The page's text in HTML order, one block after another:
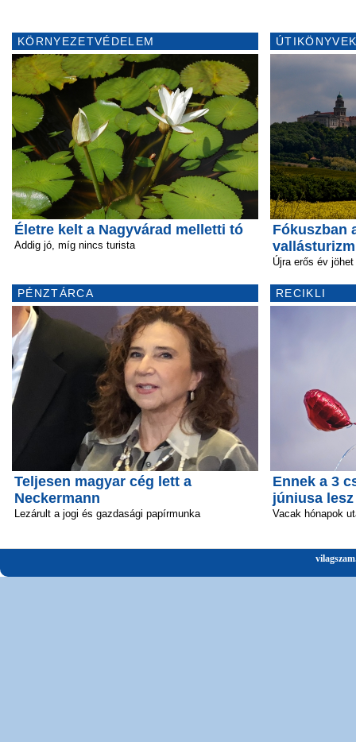
KÖRNYEZETVÉDELEM
Életre kelt a Nagyvárad melletti tó
Addig jó, míg nincs turista
PÉNZTÁRCA
Teljesen magyar cég lett a
Neckermann
Lezárult a jogi és gazdasági papírmunka
Fókuszban
Újra erős év
RECIKLI
Ennek a 3
júniusa lesz
Vacak hónapok